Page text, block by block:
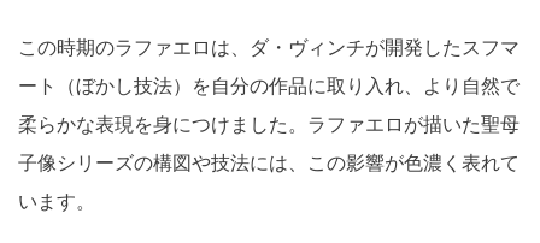
この時期のラファエロは、ダ・ヴィンチが開発したスフマ
ート（ぼかし技法）を自分の作品に取り入れ、より自然で
柔らかな表現を身につけました。ラファエロが描いた聖母
子像シリーズの構図や技法には、この影響が色濃く表れて
います。